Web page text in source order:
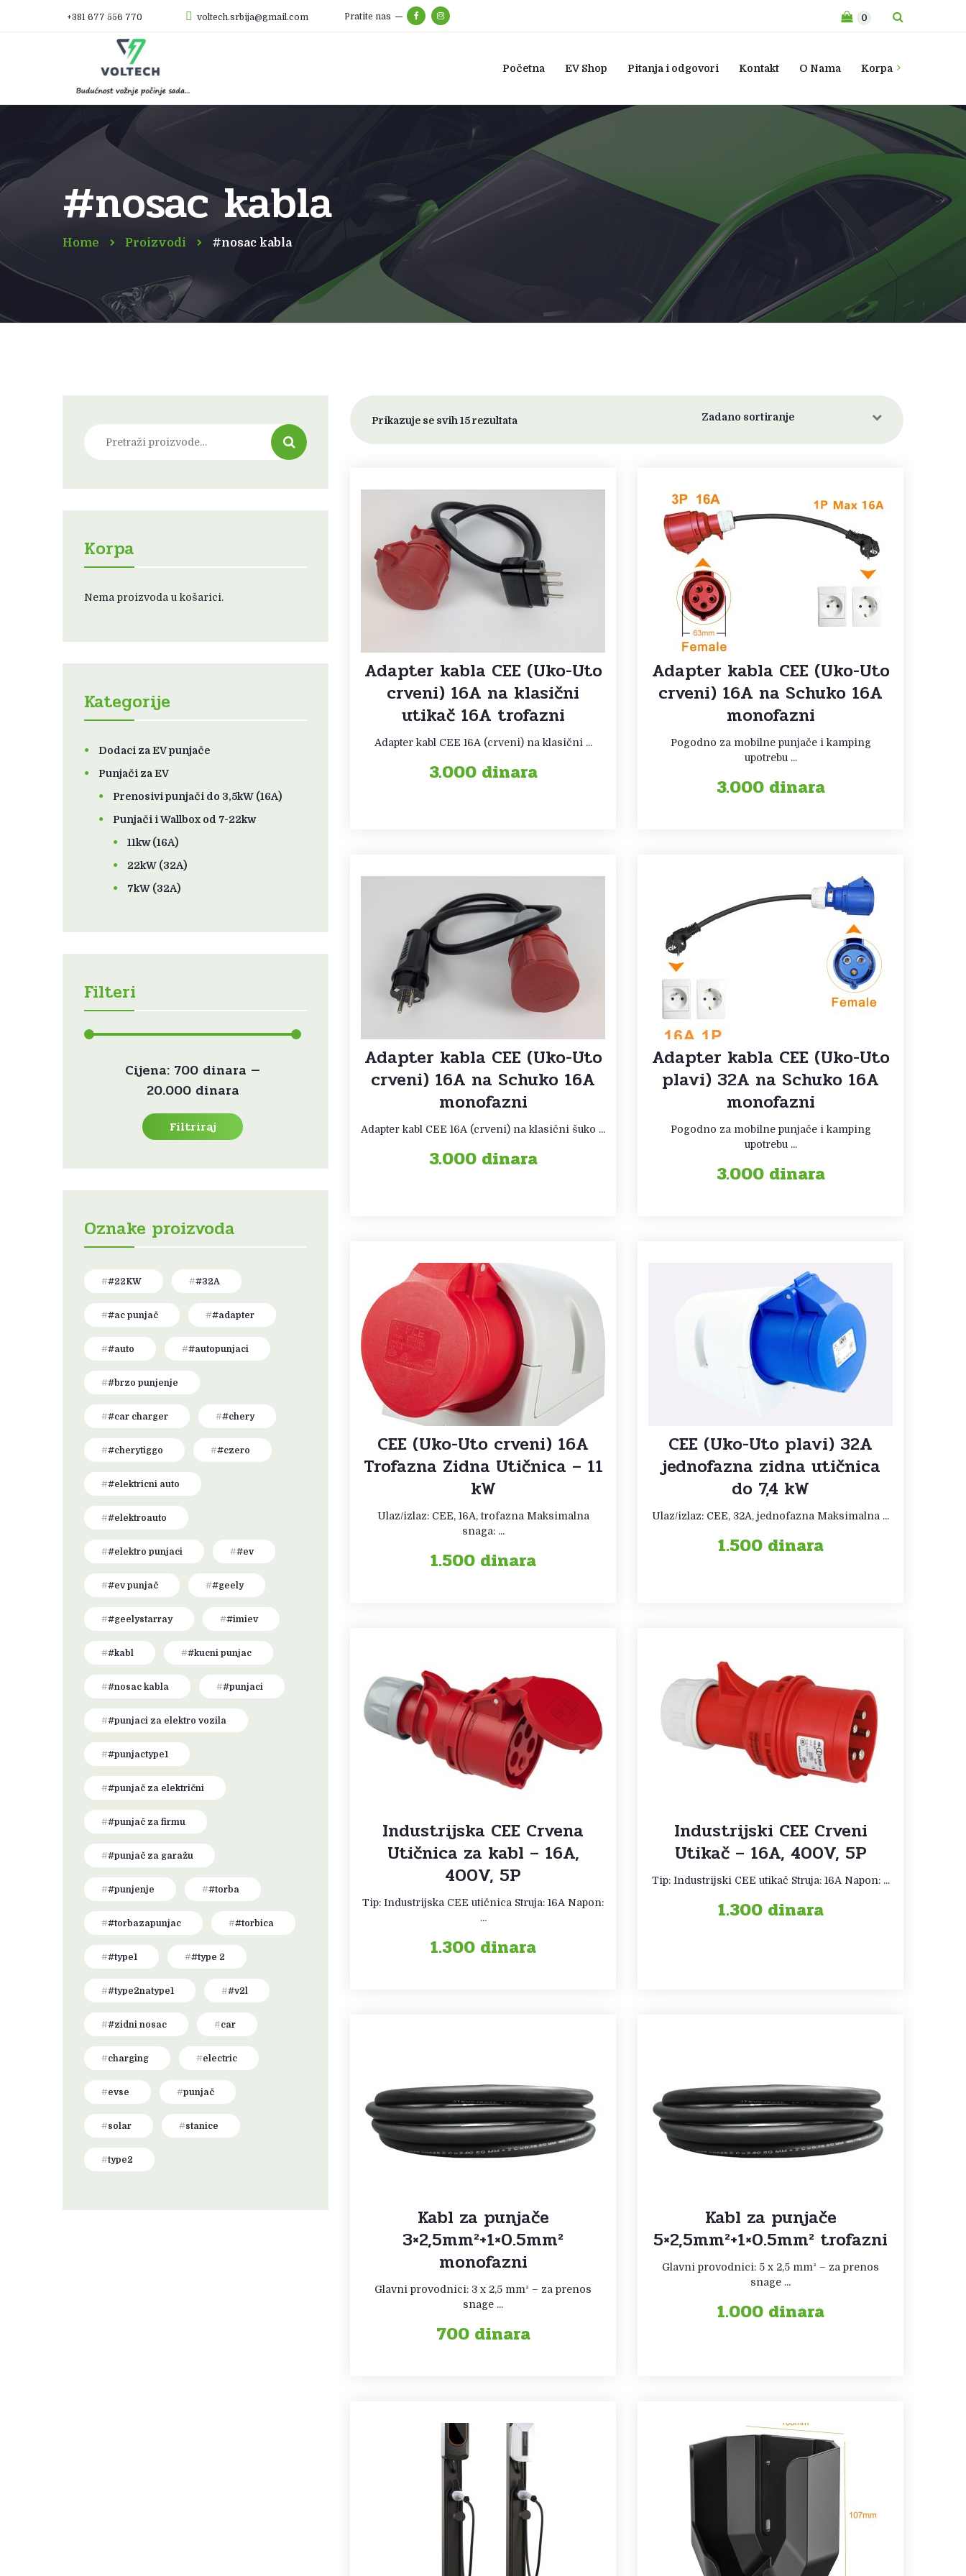
+381 677 556 770 voltech.srbija@gmail.com Pratite nas 0
Početna EV Shop Pitanja i odgovori Kontakt O Nama Korpa
#nosac kabla
Home Proizvodi #nosac kabla
Prikazuje se svih 15 rezultata
Adapter kabla CEE (Uko-Uto
crveni) 16A na klasični
utikač 16A trofazni
Adapter kabl CEE 16A (crveni) na klasični ...
3.000 dinara
Adapter kabla CEE (Uko-Uto
crveni) 16A na Schuko 16A
monofazni
Pogodno za mobilne punjače i kamping
upotrebu ...
3.000 dinara
Adapter kabla CEE (Uko-Uto
crveni) 16A na Schuko 16A
monofazni
Adapter kabl CEE 16A (crveni) na klasični šuko ...
3.000 dinara
Adapter kabla CEE (Uko-Uto
plavi) 32A na Schuko 16A
monofazni
Pogodno za mobilne punjače i kamping
upotrebu ...
3.000 dinara
CEE (Uko-Uto crveni) 16A
Trofazna Zidna Utičnica – 11
kW
Ulaz/izlaz: CEE, 16A, trofazna Maksimalna
snaga: ...
1.500 dinara
CEE (Uko-Uto plavi) 32A
jednofazna zidna utičnica
do 7,4 kW
Ulaz/izlaz: CEE, 32A, jednofazna Maksimalna ...
1.500 dinara
Industrijska CEE Crvena
Utičnica za kabl – 16A,
400V, 5P
Tip: Industrijska CEE utičnica Struja: 16A Napon:
...
1.300 dinara
Industrijski CEE Crveni
Utikač – 16A, 400V, 5P
Tip: Industrijski CEE utikač Struja: 16A Napon: ...
1.300 dinara
Kabl za punjače
3×2,5mm²+1×0.5mm²
monofazni
Glavni provodnici: 3 x 2,5 mm² – za prenos
snage ...
700 dinara
Kabl za punjače
5×2,5mm²+1×0.5mm² trofazni
Glavni provodnici: 5 x 2,5 mm² – za prenos
snage ...
1.000 dinara
Korpa
Nema proizvoda u košarici.
Kategorije
Dodaci za EV punjače
Punjači za EV
Prenosivi punjači do 3,5kW (16A)
Punjači i Wallbox od 7-22kw
11kw (16A)
22kW (32A)
7kW (32A)
Filteri
Filtriraj
Cijena: 700 dinara —
20.000 dinara
Oznake proizvoda
#22KW #32A
#ac punjač #adapter
#auto #autopunjaci
#brzo punjenje
#car charger #chery
#cherytiggo #czero
#elektricni auto
#elektroauto
#elektro punjaci #ev
#ev punjač #geely
#geelystarray #imiev
#kabl #kucni punjac
#nosac kabla #punjaci
#punjaci za elektro vozila
#punjactype1
#punjač za električni
#punjač za firmu
#punjač za garažu
#punjenje #torba
#torbazapunjac #torbica
#type1 #type 2
#type2natype1 #v2l
#zidni nosac car
charging electric
evse punjač
solar stanice
type2